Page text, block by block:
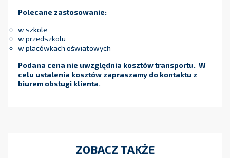
Polecane zastosowanie:
w szkole
w przedszkolu
w placówkach oświatowych
Podana cena nie uwzględnia kosztów transportu. W
celu ustalenia kosztów zapraszamy do kontaktu z
biurem obsługi klienta.
ZOBACZ TAKŻE